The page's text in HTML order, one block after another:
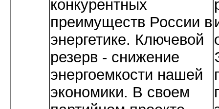
конкурентных
преимуществ России в
энергетике. Ключевой
резерв - снижение
энергоемкости нашей
экономики. В своем